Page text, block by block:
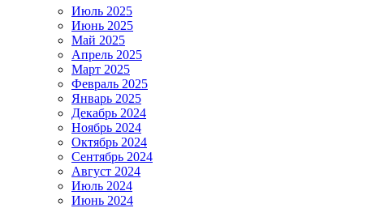
Июль 2025
Июнь 2025
Май 2025
Апрель 2025
Март 2025
Февраль 2025
Январь 2025
Декабрь 2024
Ноябрь 2024
Октябрь 2024
Сентябрь 2024
Август 2024
Июль 2024
Июнь 2024